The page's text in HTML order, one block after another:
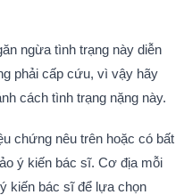
ngừa tình trạng này diễn
phải cấp cứu, vì vậy hãy
cách tình trạng nặng này.
chứng nêu trên hoặc có bất
ý kiến bác sĩ. Cơ địa mỗi
kiến bác sĩ để lựa chọn